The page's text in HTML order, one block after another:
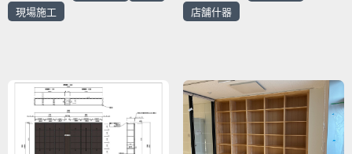
現場施工
店舗什器